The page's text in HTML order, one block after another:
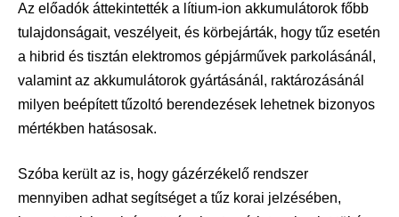
Az előadók áttekintették a lítium-ion akkumulátorok főbb
tulajdonságait, veszélyeit, és körbejárták, hogy tűz esetén
a hibrid és tisztán elektromos gépjárművek parkolásánál,
valamint az akkumulátorok gyártásánál, raktározásánál
milyen beépített tűzoltó berendezések lehetnek bizonyos
mértékben hatásosak.
Szóba került az is, hogy gázérzékelő rendszer
mennyiben adhat segítséget a tűz korai jelzésében,